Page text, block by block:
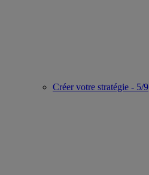
Créer votre stratégie - 5/9